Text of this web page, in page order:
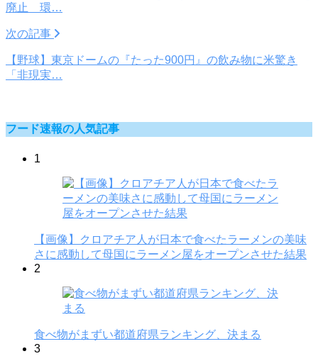
廃止 環…
次の記事
【野球】東京ドームの『たった900円』の飲み物に米驚き
「非現実…
フード速報の人気記事
1
【画像】クロアチア人が日本で食べたラーメンの美味
さに感動して母国にラーメン屋をオープンさせた結果
2
食べ物がまずい都道府県ランキング、決まる
3